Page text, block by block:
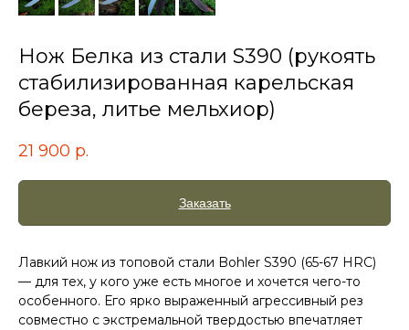
Нож Белка из стали S390 (рукоять
стабилизированная карельская
береза, литье мельхиор)
21 900 р.
Заказать
Лавкий нож из топовой стали Bohler S390 (65-67 HRC)
— для тех, у кого уже есть многое и хочется чего-то
особенного. Его ярко выраженный агрессивный рез
совместно с экстремальной твердостью впечатляет